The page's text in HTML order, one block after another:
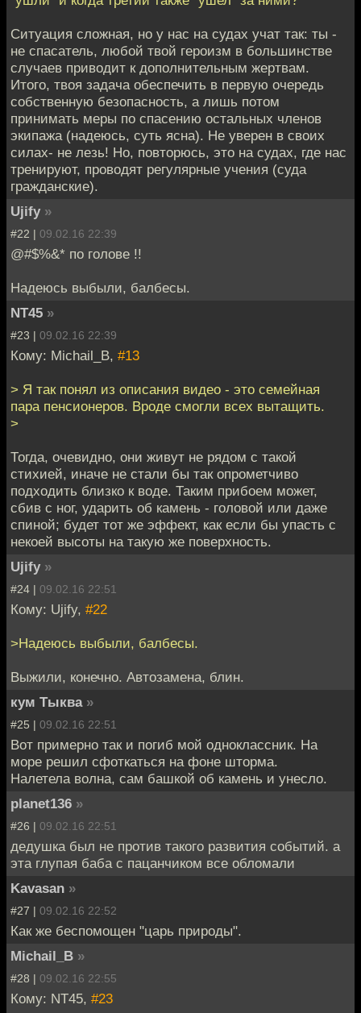
Ситуация сложная, но у нас на судах учат так: ты -
не спасатель, любой твой героизм в большинстве
случаев приводит к дополнительным жертвам.
Итого, твоя задача обеспечить в первую очередь
собственную безопасность, а лишь потом
принимать меры по спасению остальных членов
экипажа (надеюсь, суть ясна). Не уверен в своих
силах- не лезь! Но, повторюсь, это на судах, где нас
тренируют, проводят регулярные учения (суда
гражданские).
Ujify »
#22 | 09.02.16 22:39
@#$%&* по голове !!
Надеюсь выбыли, балбесы.
NT45 »
#23 | 09.02.16 22:39
Кому: Michail_B, #13
> Я так понял из описания видео - это семейная
пара пенсионеров. Вроде смогли всех вытащить.
>
Тогда, очевидно, они живут не рядом с такой
стихией, иначе не стали бы так опрометчиво
подходить близко к воде. Таким прибоем может,
сбив с ног, ударить об камень - головой или даже
спиной; будет тот же эффект, как если бы упасть с
некоей высоты на такую же поверхность.
Ujify »
#24 | 09.02.16 22:51
Кому: Ujify, #22
>Надеюсь выбыли, балбесы.
Выжили, конечно. Автозамена, блин.
кум Тыква »
#25 | 09.02.16 22:51
Вот примерно так и погиб мой одноклассник. На
море решил сфоткаться на фоне шторма.
Налетела волна, сам башкой об камень и унесло.
planet136 »
#26 | 09.02.16 22:51
дедушка был не против такого развития событий. а
эта глупая баба с пацанчиком все обломали
Kavasan »
#27 | 09.02.16 22:52
Как же беспомощен "царь природы".
Michail_B »
#28 | 09.02.16 22:55
Кому: NT45, #23